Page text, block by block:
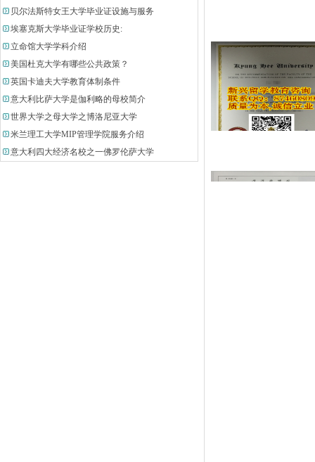
贝尔法斯特女王大学毕业证设施与服务
埃塞克斯大学毕业证学校历史:
立命馆大学学科介绍
美国杜克大学有哪些公共政策？
英国卡迪夫大学教育体制条件
意大利比萨大学是伽利略的母校简介
世界大学之母大学之博洛尼亚大学
米兰理工大学MIP管理学院服务介绍
意大利四大经济名校之一佛罗伦萨大学